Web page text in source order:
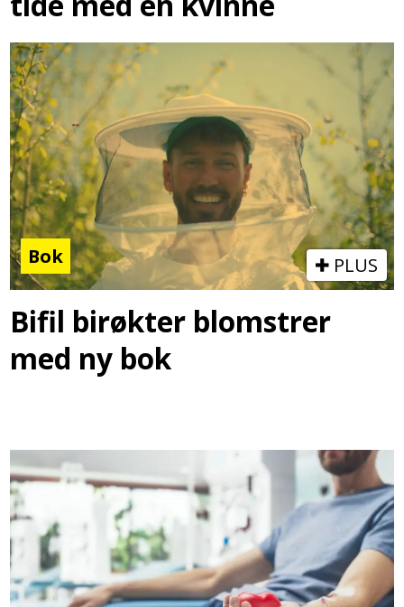
Bok PLUS
Bifil birøkter blomstrer
med ny bok